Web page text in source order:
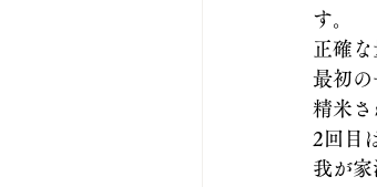
レシピ
す。
正確な
最初の
精米さ
2回目
我が